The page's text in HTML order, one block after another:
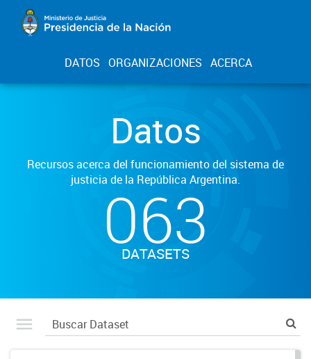
DATOS ORGANIZACIONES ACERCA
Datos
Recursos acerca del funcionamiento del sistema de
justicia de la República Argentina.
063
DATASETS